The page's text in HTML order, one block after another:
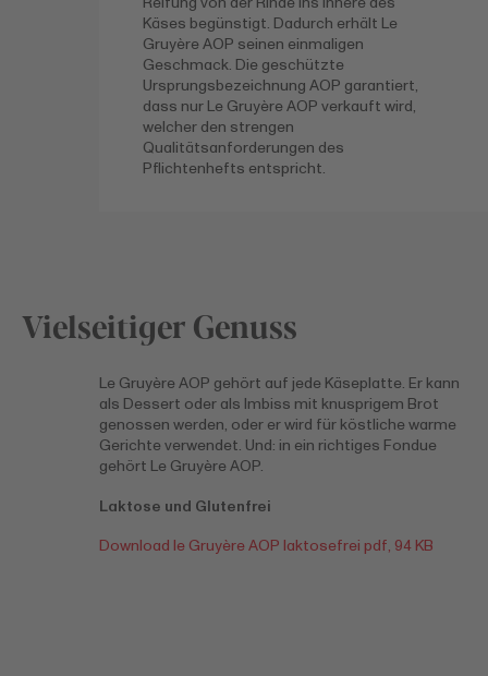
Käses begünstigt. Dadurch erhält Le
Gruyère AOP seinen einmaligen
Geschmack. Die geschützte
Ursprungsbezeichnung AOP garantiert,
dass nur Le Gruyère AOP verkauft wird,
welcher den strengen
Qualitätsanforderungen des
Pflichtenhefts entspricht.
Vielseitiger Genuss
Le Gruyère AOP gehört auf jede Käseplatte. Er kann
als Dessert oder als Imbiss mit knusprigem Brot
genossen werden, oder er wird für köstliche warme
Gerichte verwendet. Und: in ein richtiges Fondue
gehört Le Gruyère AOP.
Laktose und Glutenfrei
Download le Gruyère AOP laktosefrei pdf, 94 KB